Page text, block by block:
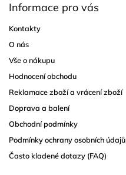
Informace pro vás
Kontakty
O nás
Vše o nákupu
Hodnocení obchodu
Reklamace zboží a vrácení zboží
Doprava a balení
Obchodní podmínky
Podmínky ochrany osobních údajů
Často kladené dotazy (FAQ)